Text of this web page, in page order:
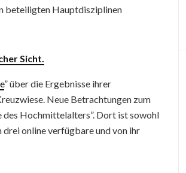
beteiligten Hauptdisziplinen
Sicht.
” über die Ergebnisse ihrer
Neue Betrachtungen zum
des Hochmittelalters”. Dort ist sowohl
online verfügbare und von ihr